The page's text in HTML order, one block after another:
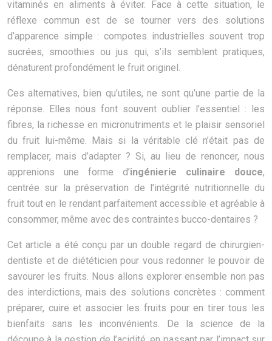
vitaminés en aliments à éviter. Face à cette situation, le
réflexe commun est de se tourner vers des solutions
d’apparence simple : compotes industrielles souvent trop
sucrées, smoothies ou jus qui, s’ils semblent pratiques,
dénaturent profondément le fruit originel.
Ces alternatives, bien qu’utiles, ne sont qu’une partie de la
réponse. Elles nous font souvent oublier l’essentiel : les
fibres, la richesse en micronutriments et le plaisir sensoriel
du fruit lui-même. Mais si la véritable clé n’était pas de
remplacer, mais d’adapter ? Si, au lieu de renoncer, nous
apprenions une forme d’ingénierie culinaire douce,
centrée sur la préservation de l’intégrité nutritionnelle du
fruit tout en le rendant parfaitement accessible et agréable à
consommer, même avec des contraintes bucco-dentaires ?
Cet article a été conçu par un double regard de chirurgien-
dentiste et de diététicien pour vous redonner le pouvoir de
savourer les fruits. Nous allons explorer ensemble non pas
des interdictions, mais des solutions concrètes : comment
préparer, cuire et associer les fruits pour en tirer tous les
bienfaits sans les inconvénients. De la science de la